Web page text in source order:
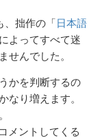
、拙作の「 日本語
よってすべて迷
せんでした。
かを判断するの
なり増えます。
メントしてくる